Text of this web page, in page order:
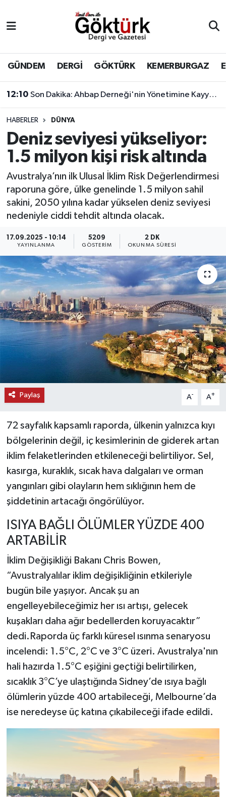
GÜNDEM DERGİ GÖKTÜRK KEMERBURGAZ
12:10 Son Dakika: Ahbap Derneği'nin Yönetimine Kayyum Atandı
HABERLER DÜNYA
Deniz seviyesi yükseliyor:
1.5 milyon kişi risk altında
Avustralya’nın ilk Ulusal İklim Risk Değerlendirmesi
raporuna göre, ülke genelinde 1.5 milyon sahil
sakini, 2050 yılına kadar yükselen deniz seviyesi
nedeniyle ciddi tehdit altında olacak.
17.09.2025 - 10:14
YAYINLANMA
5209
GÖSTERIM
2 DK
OKUNMA SÜRESI
Paylaş A- A+
72 sayfalık kapsamlı raporda, ülkenin yalnızca kıyı
bölgelerinin değil, iç kesimlerinin de giderek artan
iklim felaketlerinden etkileneceği belirtiliyor. Sel,
kasırga, kuraklık, sıcak hava dalgaları ve orman
yangınları gibi olayların hem sıklığının hem de
şiddetinin artacağı öngörülüyor.
ISIYA BAĞLI ÖLÜMLER YÜZDE 400
ARTABİLİR
İklim Değişikliği Bakanı Chris Bowen,
“Avustralyalılar iklim değişikliğinin etkileriyle
bugün bile yaşıyor. Ancak şu an
engelleyebileceğimiz her ısı artışı, gelecek
kuşakları daha ağır bedellerden koruyacaktır”
dedi.Raporda üç farklı küresel ısınma senaryosu
incelendi: 1.5°C, 2°C ve 3°C üzeri. Avustralya'nın
hali hazırda 1.5°C eşiğini geçtiği belirtilirken,
sıcaklık 3°C’ye ulaştığında Sidney’de ısıya bağlı
ölümlerin yüzde 400 artabileceği, Melbourne’da
ise neredeyse üç katına çıkabileceği ifade edildi.
BİLİM
DERGİ
DÜNYA
EĞİTİM
EKONOMİ
GÖKTÜRK
GÜNDEM
KEMERBURGAZ
KÜLTÜR - SANAT
MAGAZİN
ÖZEL HABER
SAĞLIK
TEKNOLOJİ
TİCARET
YAŞAM
Eyüpsultan Hava Durumu
Eyüpsultan Trafik Yoğunluk Haritası
Süper Lig Puan Durumu ve Fikstür
Tüm Manşetler
Son Dakika Haberleri
Haber Arşivi